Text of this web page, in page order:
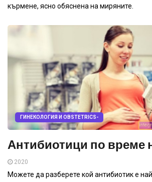
кърмене, ясно обяснена на миряните.
ГИНЕКОЛОГИЯ И OBSTETRICS-
Антибиотици по време
2020
Можете да разберете кой антибиотик е